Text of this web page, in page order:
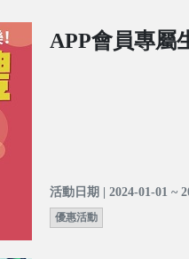
APP會員專屬
活動日期 | 2024-01-01 ~
優惠活動